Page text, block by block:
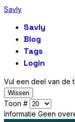
Savly
Savly
Blog
Tags
Login
Vul een deel van de
Wissen
Toon #
Informatie Geen